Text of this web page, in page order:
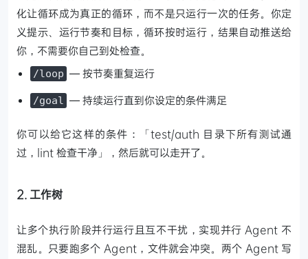
化让循环成为真正的循环，而不是只运行一次的任务。你定
义提示、运行节奏和目标，循环按时运行，结果自动推送给
你，不需要你自己到处检查。
/loop — 按节奏重复运行
/goal — 持续运行直到你设定的条件满足
你可以给它这样的条件：「test/auth 目录下所有测试通
过，lint 检查干净」，然后就可以走开了。
2. 工作树
让多个执行阶段并行运行且互不干扰，实现并行 Agent 不
混乱。只要跑多个 Agent，文件就会冲突。两个 Agent 写